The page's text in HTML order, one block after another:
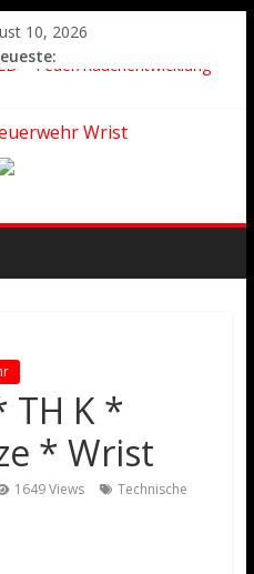
10, 2026
* Feuer/Rauchentwicklung *
*
* Hingstheide
TH K *
* Wrist
1649 Views
Technische